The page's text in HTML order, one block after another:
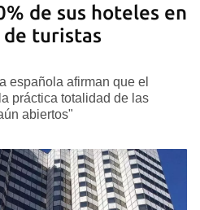
de sus hoteles en
de turistas
española afirman que el
práctica totalidad de las
abiertos"